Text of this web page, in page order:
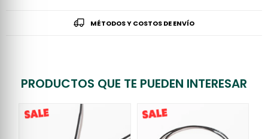
MÉTODOS Y COSTOS DE ENVÍO
PRODUCTOS QUE TE PUEDEN INTERESAR